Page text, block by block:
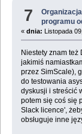
7
programu
« dnia: Listopada
Niestety znam też
jakimiś
przez SimScale),
do testowania
dyskusji i streścić
potem się coś się
Slack licence',
obsługuje inne